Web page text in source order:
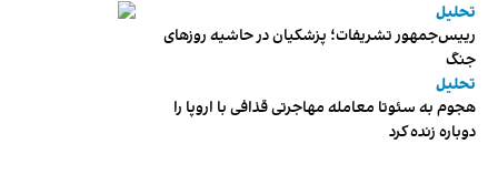
تحلیل
رییس‌جمهور تشریفات؛ پزشکیان در حاشیه روزهای
جنگ
تحلیل
هجوم به سئوتا معامله مهاجرتی قذافی با اروپا را
دوباره زنده کرد